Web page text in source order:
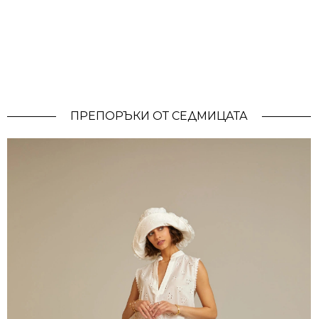
ПРЕПОРЪКИ ОТ СЕДМИЦАТА